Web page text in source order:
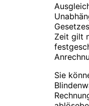
Zeit gilt
Sie